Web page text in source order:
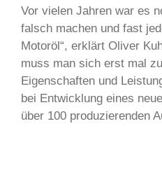
Vor vielen Jahren war es
falsch machen und fast
Motoröl“, erklärt Oliver
muss man sich erst mal
Eigenschaften und
bei Entwicklung eines
über 100 produzierenden